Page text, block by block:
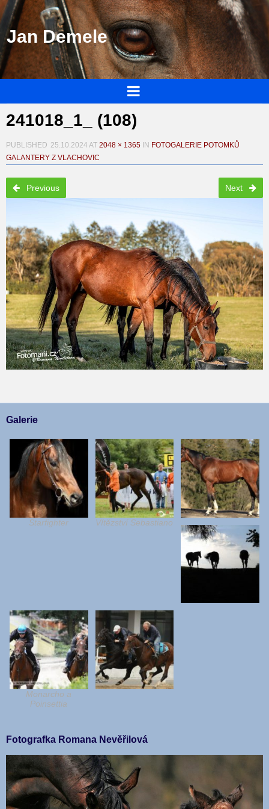
Jan Demele
241018_1_ (108)
PUBLISHED 25.10.2024 AT 2048 × 1365 IN FOTOGALERIE POTOMKŮ
GALANTERY Z VLACHOVIC
Previous Next
Galerie
Starfighter Vítězství Sebastiano
Monarcho a
Poinsettia
Fotografka Romana Nevěřilová